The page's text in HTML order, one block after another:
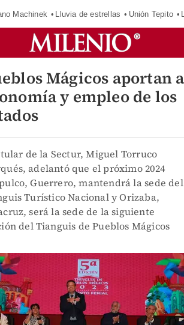
Machinek Lluvia de estrellas Unión Tepito
Mágicos aportan a
y empleo de los
de la Sectur, Miguel Torruco
adelantó que el próximo 2024
Guerrero, mantendrá la sede del
Turístico Nacional y Orizaba,
será la sede de la siguiente
del Tianguis de Pueblos Mágicos